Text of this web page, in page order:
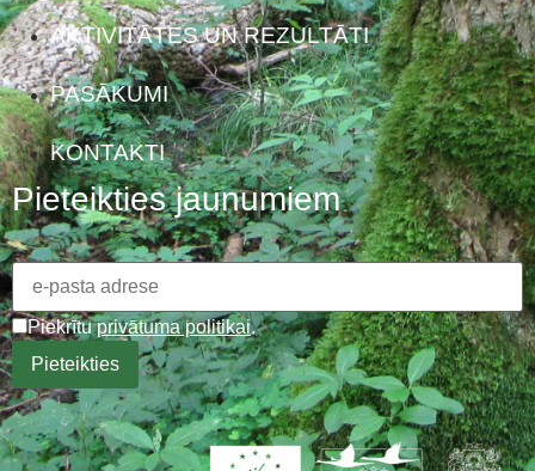
AKTIVITĀTES UN REZULTĀTI
PASĀKUMI
KONTAKTI
Pieteikties jaunumiem
Piekrītuprivātuma politikai.